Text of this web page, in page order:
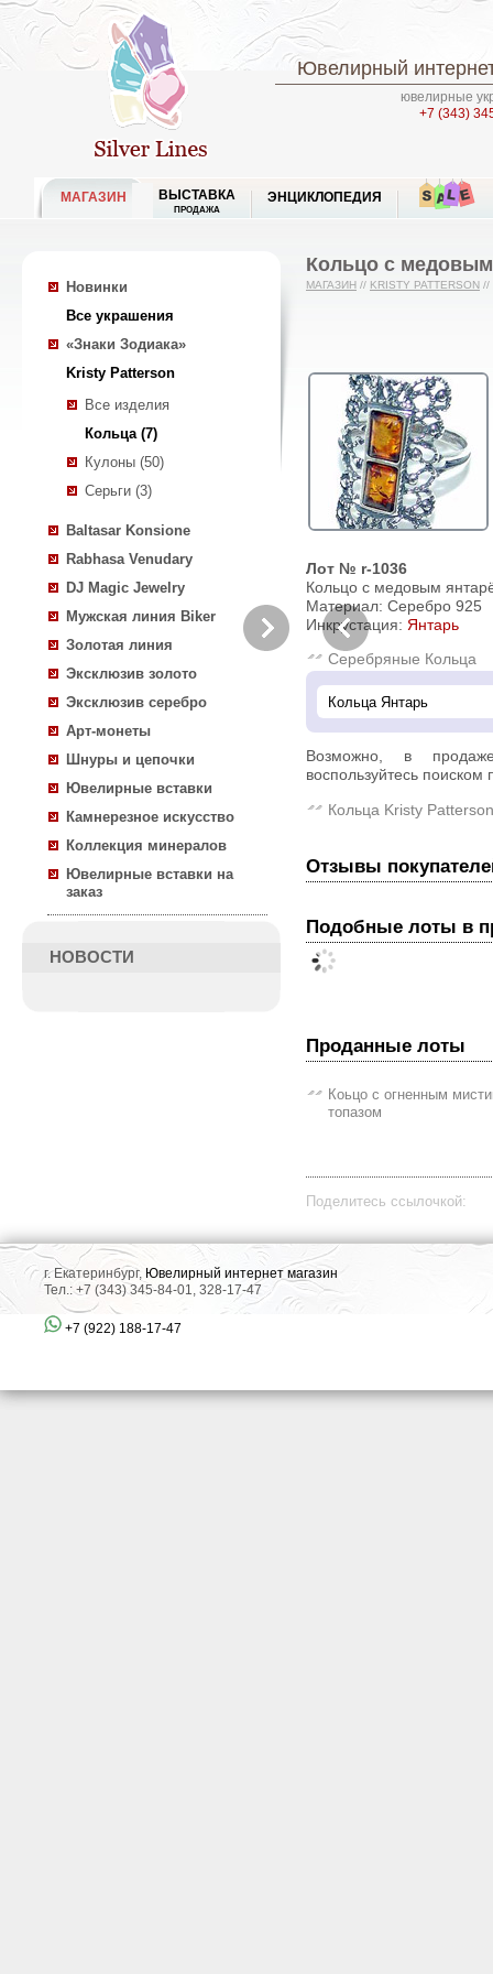
Ювелирный
ювелирные
+7 (343)
МАГАЗИН ВЫСТАВКА
ПРОДАЖА
ЭНЦИКЛОПЕДИЯ
Новинки
Все украшения
«Знаки Зодиака»
Kristy Patterson
Все изделия
Кольца (7)
Кулоны (50)
Серьги (3)
Baltasar Konsione
Rabhasa Venudary
DJ Magic Jewelry
Мужская линия Biker
Золотая линия
Эксклюзив золото
Эксклюзив серебро
Арт-монеты
Шнуры и цепочки
Ювелирные вставки
Камнерезное искусство
Коллекция минералов
Ювелирные вставки на
заказ
НОВОСТИ
Кольцо с
МАГАЗИН // KRISTY PATTERSON //
Лот № r-1036
Кольцо с медовым
Материал: Серебро 925
Инкрустация: Янтарь
Серебряные Кольца
Возможно, в
воспользуйтесь поиском
Кольца Kristy Patterson
Отзывы
Подобные лоты в
Проданные лоты
Коьцо с огненным
топазом
Поделитесь ссылочкой:
г. Екатеринбург, Ювелирный интернет магазин
Тел.: +7 (343) 345-84-01, 328-17-47
+7 (922) 188-17-47